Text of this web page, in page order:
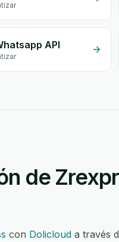
API
de
con Dolicloud a través